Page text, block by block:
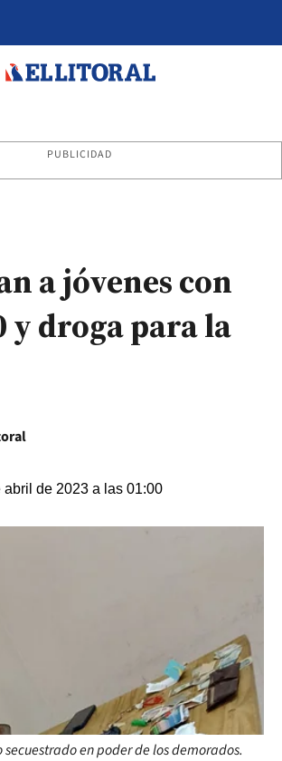
PUBLICIDAD
a jóvenes con
y droga para la
abril de 2023 a las 01:00
secuestrado en poder de los demorados.